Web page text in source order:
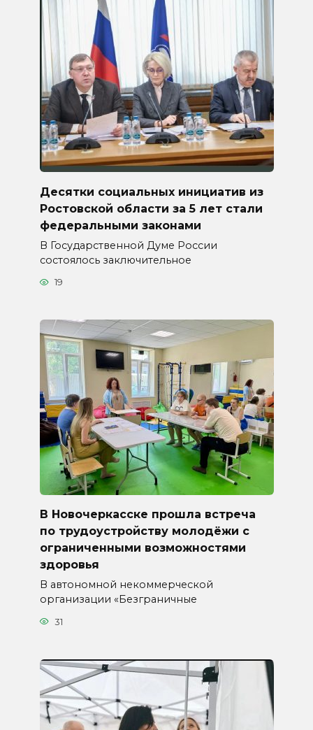
Десятки социальных инициатив из
Ростовской области за 5 лет стали
федеральными законами
В Государственной Думе России
состоялось заключительное
19
В Новочеркасске прошла встреча
по трудоустройству молодёжи с
ограниченными возможностями
здоровья
В автономной некоммерческой
организации «Безграничные
31